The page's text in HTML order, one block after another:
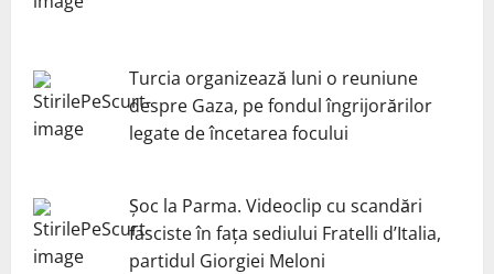
Turcia organizează luni o reuniune
despre Gaza, pe fondul îngrijorărilor
legate de încetarea focului
Șoc la Parma. Videoclip cu scandări
fasciste în fața sediului Fratelli d’Italia,
partidul Giorgiei Meloni